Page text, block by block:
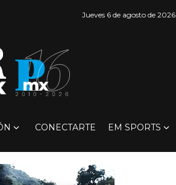
Jueves 6 de agosto de 2026
CONECTARTE EM SPORTS